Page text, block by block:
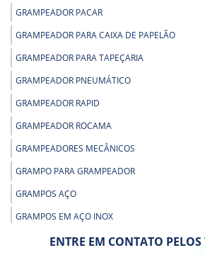
GRAMPEADOR PACAR
GRAMPEADOR PARA CAIXA DE PAPELÃO
GRAMPEADOR PARA TAPEÇARIA
GRAMPEADOR PNEUMÁTICO
GRAMPEADOR RAPID
GRAMPEADOR ROCAMA
GRAMPEADORES MECÂNICOS
GRAMPO PARA GRAMPEADOR
GRAMPOS AÇO
GRAMPOS EM AÇO INOX
GRAMPOS PARA GRAMPEADOR DE PRESSÃO
ENTRE EM CONTATO PELOS